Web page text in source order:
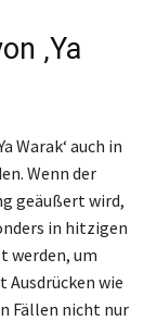
‚Ya
Warak‘ auch in
Wenn der
geäußert wird,
in hitzigen
werden, um
Ausdrücken wie
Fällen nicht nur